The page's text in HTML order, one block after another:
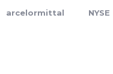
arcelormittal NYSE